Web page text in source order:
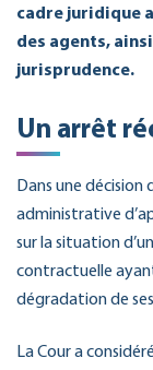
cadre juridique
des agents,
jurisprudence.
Un arrêt
Dans une décision
administrative
sur la situation
contractuelle
dégradation de
La Cour a